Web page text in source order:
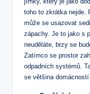
toho to zkrátka nejde.
může se usazovat
zápachy. Je to jako s
neuděláte, brzy se
Zatímco se prostor
odpadních systémů.
se většina